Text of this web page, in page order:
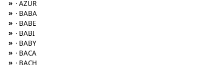
» · AZUR
» · BABA
» · BABE
» · BABI
» · BABY
» · BACA
» · BACH